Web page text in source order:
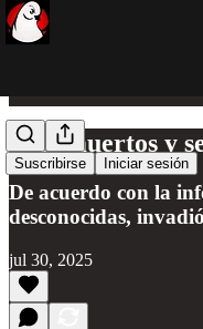
Suscribirse Iniciar sesión
Tres muertos y
De acuerdo con la
desconocidas,
jul 30, 2025